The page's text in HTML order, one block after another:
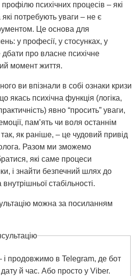
психічних процесів – які
які потребують уваги – не є
Це основа для
у професії, у стосунках, у
дбати про власне психічне
момент життя.
ви впізнали в собі ознаки кризи
якась психічна функція (логіка,
явно “просить” уваги,
пам’ять чи воля останнім
як раніше, – це чудовий привід
Разом ми зможемо
які саме процеси
і знайти безпечний шлях до
внутрішньої стабільності.
можна за посиланням
продовжимо в Telegram, де бот
дату й час. Або просто у Viber.